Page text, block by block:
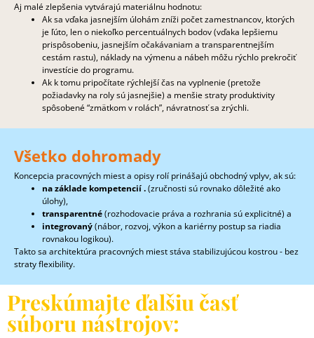
Aj malé zlepšenia vytvárajú materiálnu hodnotu:
Ak sa vďaka jasnejším úlohám zníži počet zamestnancov, ktorých
je ľúto, len o niekoľko percentuálnych bodov (vďaka lepšiemu
prispôsobeniu, jasnejším očakávaniam a transparentnejším
cestám rastu), náklady na výmenu a nábeh môžu rýchlo prekročiť
investície do programu.
Ak k tomu pripočítate rýchlejší čas na vyplnenie (pretože
požiadavky na roly sú jasnejšie) a menšie straty produktivity
spôsobené “zmätkom v rolách”, návratnosť sa zrýchli.
Všetko dohromady
Koncepcia pracovných miest a opisy rolí prinášajú obchodný vplyv, ak sú:
na základe kompetencií .(zručnosti sú rovnako dôležité ako
úlohy),
transparentné(rozhodovacie práva a rozhrania sú explicitné) a
integrovaný(nábor, rozvoj, výkon a kariérny postup sa riadia
rovnakou logikou).
Takto sa architektúra pracovných miest stáva stabilizujúcou kostrou - bez
straty flexibility.
Preskúmajte ďalšiu časť
súboru nástrojov: